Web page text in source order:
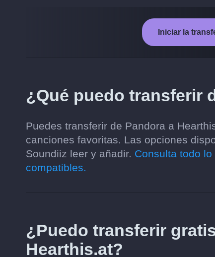
Iniciar la
¿Qué puedo transferir
Puedes transferir de Pandora a
canciones favoritas. Las opciones
Soundiiz leer y añadir. Consulta todo
compatibles.
¿Puedo transferir
Hearthis.at?